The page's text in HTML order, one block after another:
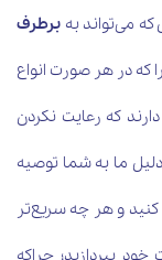
که می‌تواند به برطرف
که در هر صورت انواع
که رعایت نکردن
ما به شما توصیه
کنید و هر چه سریع‌تر